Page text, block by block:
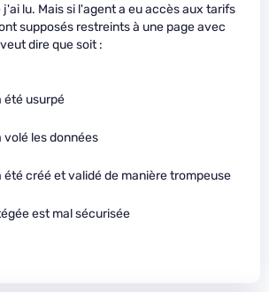
j'ai lu. Mais si l'agent a eu accès aux tarifs
supposés restreints à une page avec
dire que soit :
été usurpé
volé les données
été créé et validé de manière trompeuse
est mal sécurisée